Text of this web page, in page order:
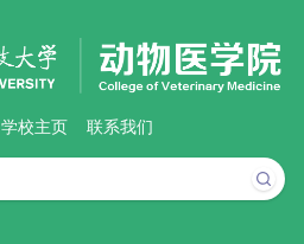
学校主页 联系我们